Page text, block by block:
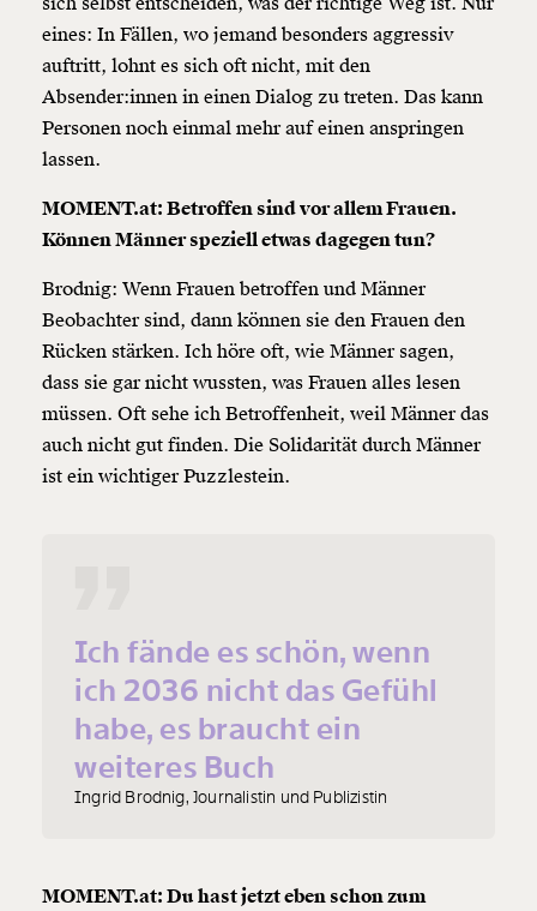
eines: In Fällen, wo jemand besonders aggressiv
auftritt, lohnt es sich oft nicht, mit den
Absender:innen in einen Dialog zu treten. Das kann
Personen noch einmal mehr auf einen anspringen
lassen.
MOMENT.at: Betroffen sind vor allem Frauen.
Können Männer speziell etwas dagegen tun?
Brodnig: Wenn Frauen betroffen und Männer
Beobachter sind, dann können sie den Frauen den
Rücken stärken. Ich höre oft, wie Männer sagen,
dass sie gar nicht wussten, was Frauen alles lesen
müssen. Oft sehe ich Betroffenheit, weil Männer das
auch nicht gut finden. Die Solidarität durch Männer
ist ein wichtiger Puzzlestein.
Ich fände es schön, wenn
ich 2036 nicht das Gefühl
habe, es braucht ein
weiteres Buch
Ingrid Brodnig, Journalistin und Publizistin
MOMENT.at: Du hast jetzt eben schon zum